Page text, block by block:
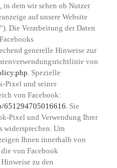
dem wir sehen ob Nutzer
auf unsere Website
Die Verarbeitung der Daten
generelle Hinweise zur
von
. Spezielle
Pixel und seiner
von Facebook:
651294705016616. Sie
Pixel und Verwendung Ihrer
widersprechen. Um
Ihnen innerhalb von
von Facebook
zu den